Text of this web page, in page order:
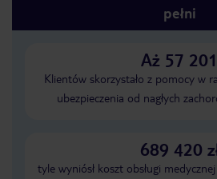
pełni
Aż 57 201
Klientów skorzystało z pomocy w
ubezpieczenia od nagłych
689 420
tyle wyniósł koszt obsługi